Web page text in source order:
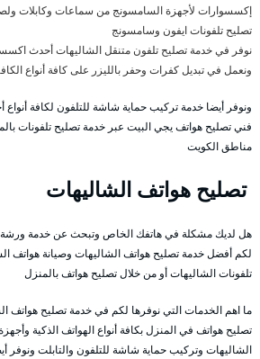
إكسسوارات لأجهزة السامسونج من سماعات وكابلات
تصليح تلفونات ايفون وسامسونج
نوفر في خدمة تصليح تلفون متنقل الشاليهات أحدث
ونعمل في تبديل كفرات وحفر بالليزر على كافة أنواع
ونوفر أيضا خدمة تركيب حماية شاشة للتلفون لكافة أنواع
فني تصليح هواتف يجي البيت عبر خدمة تصليح تلفونات
مناطق الكويت
تصليح هواتف الشاليهات
هل لديك مشكلة في هاتفك الخاص وتبحث عن خدمة ورشة
لكم أفضل خدمة تصليح هواتف الشاليهات وصيانة هواتف
تلفونات الشاليهات أو من خلال تصليح هواتف بالمنزل
ما اهم الخدمات التي نوفرها لكم في خدمة تصليح
تصليح هواتف في المنزل بكافة أنواع الهواتف الذكية
الشاليهات وتركيب حماية شاشة للتلفون والتابلت ونوفر